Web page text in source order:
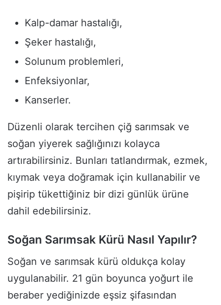
Kalp-damar hastalığı,
Şeker hastalığı,
Solunum problemleri,
Enfeksiyonlar,
Kanserler.
Düzenli olarak tercihen çiğ sarımsak ve
soğan yiyerek sağlığınızı kolayca
artırabilirsiniz. Bunları tatlandırmak, ezmek,
kıymak veya doğramak için kullanabilir ve
pişirip tükettiğiniz bir dizi günlük ürüne
dahil edebilirsiniz.
Soğan Sarımsak Kürü Nasıl Yapılır?
Soğan ve sarımsak kürü oldukça kolay
uygulanabilir. 21 gün boyunca yoğurt ile
beraber yediğinizde eşsiz şifasından